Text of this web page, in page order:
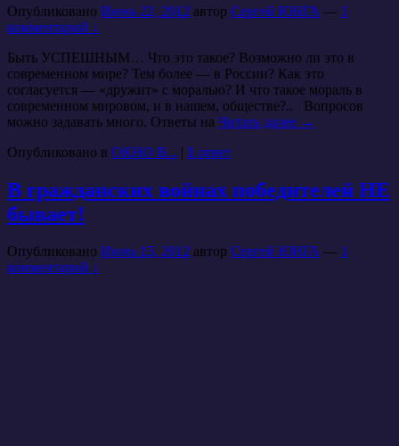
Опубликовано Июнь 22, 2012 автор Сергей ЮНГА — 1
комментарий ↓
Быть УСПЕШНЫМ… Что это такое? Возможно ли это в
современном мире? Тем более — в России? Как это
согласуется — «дружит» с моралью? И что такое мораль в
современном мировом, и в нашем, обществе?.. Вопросов
можно задавать много. Ответы на Читать далее →
Опубликовано в ОКНО В... | 1 ответ
В гражданских войнах победителей НЕ
бывает!
Опубликовано Июнь 15, 2012 автор Сергей ЮНГА — 1
комментарий ↓